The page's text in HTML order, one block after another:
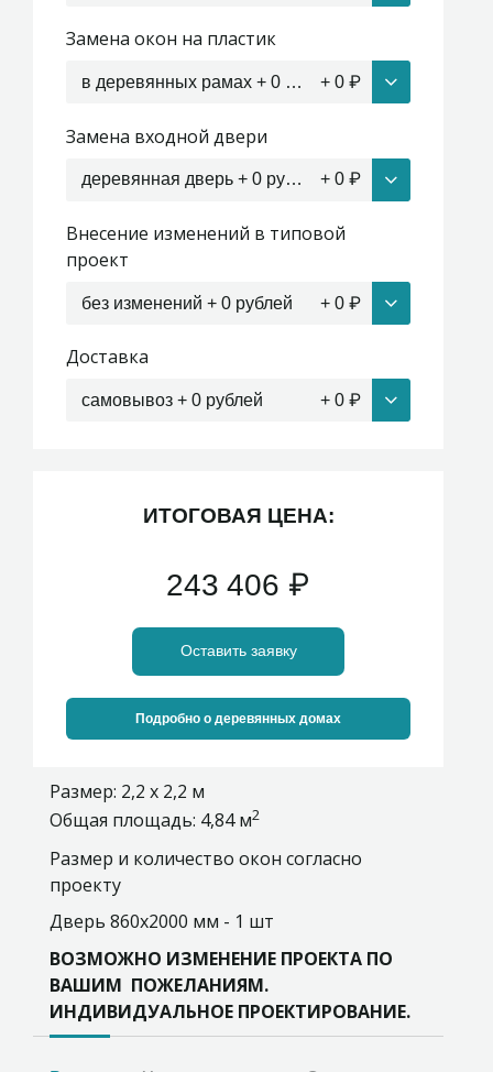
Замена окон на пластик
в деревянных рамах + 0 рублей + 0 ₽
Замена входной двери
деревянная дверь + 0 рублей + 0 ₽
Внесение изменений в типовой
проект
без изменений + 0 рублей + 0 ₽
Доставка
самовывоз + 0 рублей + 0 ₽
ИТОГОВАЯ ЦЕНА:
243 406 ₽
Оставить заявку
Подробно о деревянных домах
Размер: 2,2 х 2,2 м
Общая площадь: 4,84 м2
Размер и количество окон согласно
проекту
Дверь 860х2000 мм - 1 шт
ВОЗМОЖНО ИЗМЕНЕНИЕ ПРОЕКТА ПО
ВАШИМ ПОЖЕЛАНИЯМ.
ИНДИВИДУАЛЬНОЕ ПРОЕКТИРОВАНИЕ.